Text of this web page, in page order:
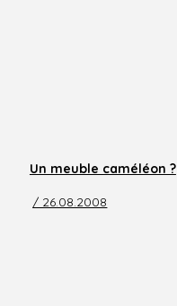
Un meuble caméléon ?
/ 26.08.2008